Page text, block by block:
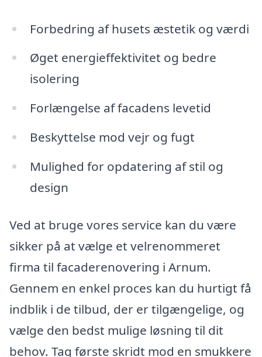
Forbedring af husets æstetik og værdi
Øget energieffektivitet og bedre
isolering
Forlængelse af facadens levetid
Beskyttelse mod vejr og fugt
Mulighed for opdatering af stil og
design
Ved at bruge vores service kan du være
sikker på at vælge et velrenommeret
firma til facaderenovering i Arnum.
Gennem en enkel proces kan du hurtigt få
indblik i de tilbud, der er tilgængelige, og
vælge den bedst mulige løsning til dit
behov. Tag første skridt mod en smukkere